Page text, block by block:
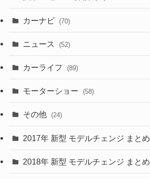
(253)
(50)
(43)
(6)
(9)
(30)
(58)
(28)
(27)
(26)
(10)
(1)
(7)
カーナビ (70)
ニュース (52)
カーライフ (89)
モーターショー (58)
その他 (24)
2017年 新型 モデルチェンジ まとめ
2018年 新型 モデルチェンジ まとめ